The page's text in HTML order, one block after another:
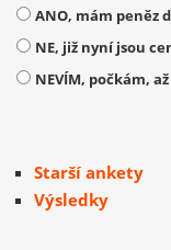
ANO, mám peněz
NE, již nyní jsou
NEVÍM, počkám,
Starší ankety
Výsledky